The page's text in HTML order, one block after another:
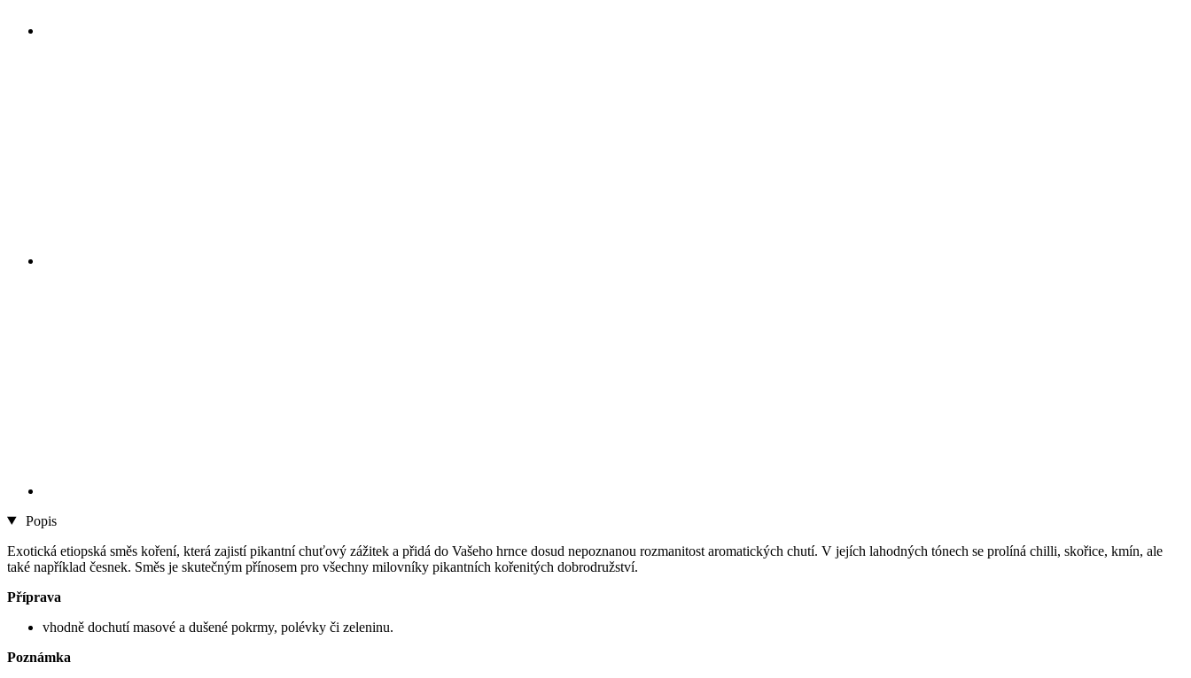
Popis
Exotická etiopská směs koření, která zajistí pikantní chuťový zážitek a přidá do Vašeho hrnce dosud nepoznanou rozmanitost aromatických chutí. V jejích lahodných tónech se prolíná chilli, skořice, kmín, ale
také například česnek. Směs je skutečným přínosem pro všechny milovníky pikantních kořenitých dobrodružství.
Příprava
vhodně dochutí masové a dušené pokrmy, polévky či zeleninu.
Poznámka